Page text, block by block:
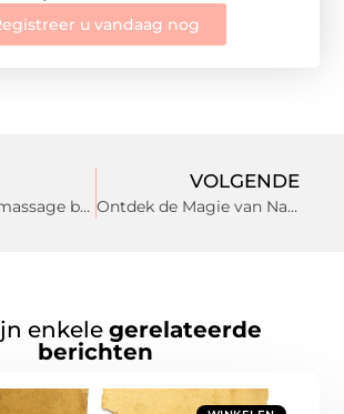
u vandaag nog
Waarom een massage beter kan werken dan een pijnstiller bij spierklachten
VOLGENDE
Ontdek de Magie van Natuurwinkel in Zoetermeer
enkele gerelateerde
berichten